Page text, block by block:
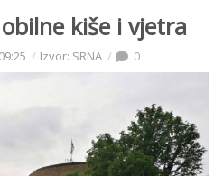
kiše i vjetra
Izvor: SRNA 0